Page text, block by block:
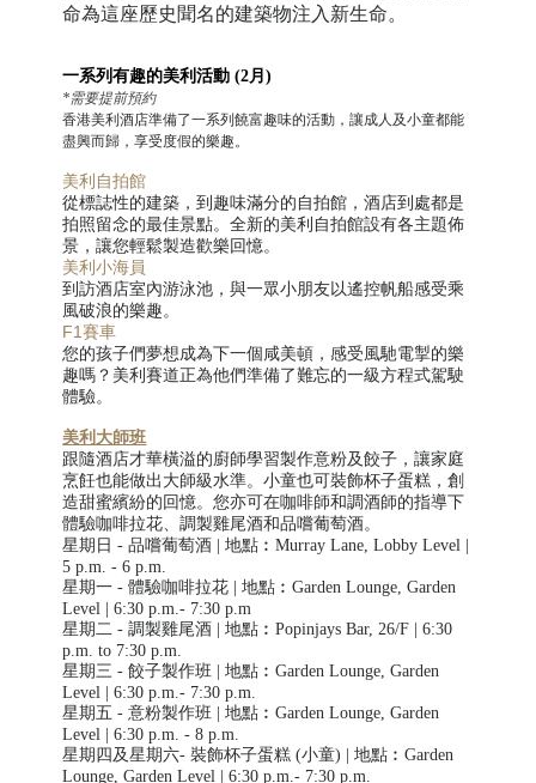
命為這座歷史聞名的建築物注入新生命。
一系列有趣的美利活動 (2月)
*需要提前預約
香港美利酒店準備了一系列饒富趣味的活動，讓成人及小童都能
盡興而歸，享受度假的樂趣。
美利自拍館
從標誌性的建築，到趣味滿分的自拍館，酒店到處都是
拍照留念的最佳景點。全新的美利自拍館設有各主題佈
景，讓您輕鬆製造歡樂回憶。
美利小海員
到訪酒店室內游泳池，與一眾小朋友以遙控帆船感受乘
風破浪的樂趣。
F1賽車
您的孩子們夢想成為下一個咸美頓，感受風馳電掣的樂
趣嗎？美利賽道正為他們準備了難忘的一級方程式駕駛
體驗。
美利大師班
跟隨酒店才華橫溢的廚師學習製作意粉及餃子，讓家庭
烹飪也能做出大師級水準。小童也可裝飾杯子蛋糕，創
造甜蜜繽紛的回憶。您亦可在咖啡師和調酒師的指導下
體驗咖啡拉花、調製雞尾酒和品嚐葡萄酒。
星期日 -品嚐葡萄酒 |地點︰Murray Lane, Lobby Level |
5 p.m. - 6 p.m.
星期一 -體驗咖啡拉花 |地點︰Garden Lounge, Garden
Level | 6:30 p.m.- 7:30 p.m
星期二 -調製雞尾酒 | 地點︰Popinjays Bar, 26/F | 6:30
p.m. to 7:30 p.m.
星期三 -餃子製作班 | 地點︰Garden Lounge, Garden
Level | 6:30 p.m.- 7:30 p.m.
星期五 -意粉製作班 | 地點︰Garden Lounge, Garden
Level | 6:30 p.m. - 8 p.m.
星期四及星期六-裝飾杯子蛋糕 (小童) |地點︰Garden
Lounge, Garden Level | 6:30 p.m.- 7:30 p.m.